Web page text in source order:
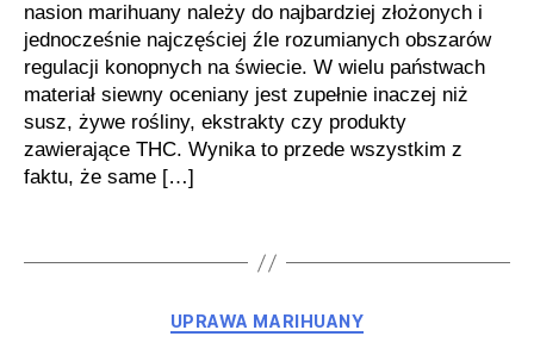
nasion marihuany należy do najbardziej złożonych i
jednocześnie najczęściej źle rozumianych obszarów
regulacji konopnych na świecie. W wielu państwach
materiał siewny oceniany jest zupełnie inaczej niż
susz, żywe rośliny, ekstrakty czy produkty
zawierające THC. Wynika to przede wszystkim z
faktu, że same […]
Kategorie
UPRAWA MARIHUANY